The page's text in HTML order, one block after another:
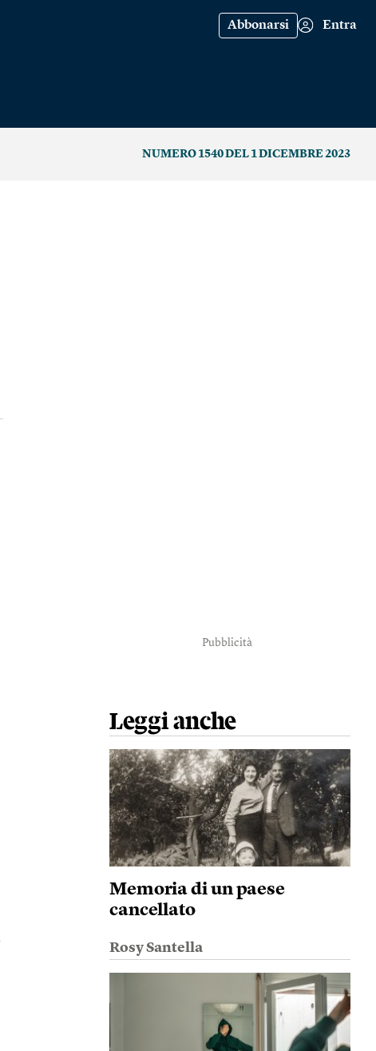
Abbonarsi Entra
NUMERO 1540 DEL 1 DICEMBRE 2023
Pubblicità
Leggi anche
Memoria di un paese
cancellato
Rosy Santella